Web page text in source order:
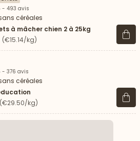
- 493 avis
céréales
à mâcher chien 2 à 25kg
(€15.14/kg) Voir
- 376 avis
céréales
(€29.50/kg) Voir